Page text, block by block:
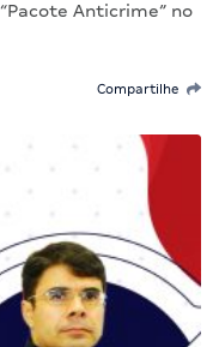
Anticrime” no
Compartilhe